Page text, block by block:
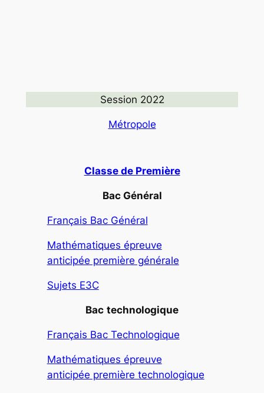
Session 2022
Métropole
Classe de Première
Bac Général
Français Bac Général
Mathématiques épreuve
anticipée première générale
Sujets E3C
Bac technologique
Français Bac Technologique
Mathématiques épreuve
anticipée première technologique